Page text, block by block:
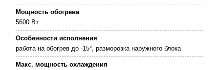
Мощность обогрева
5600 Вт
Особенности исполнения
работа на обогрев до -15°, разморозка наружного блока
Макс. мощность охлаждения